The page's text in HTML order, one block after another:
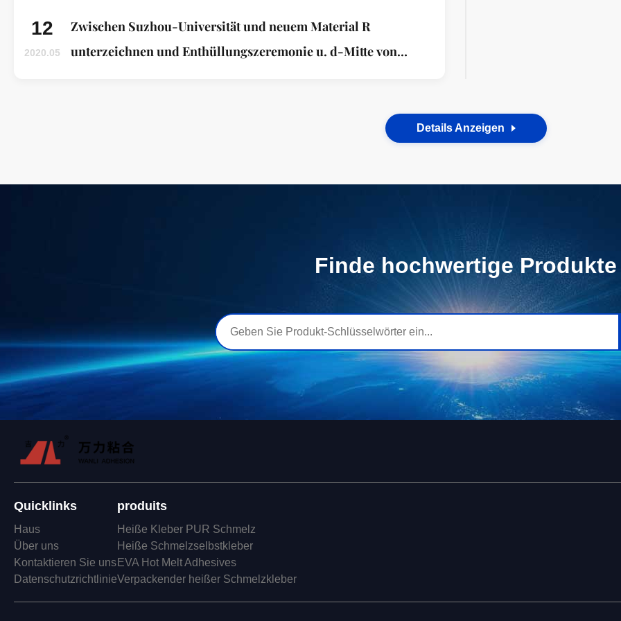
12
2020.05
Zwischen Suzhou-Universität und neuem Material R
unterzeichnen und Enthüllungszeremonie u. d-Mitte von
Details Anzeigen
Finde hochwertige Produkte
Quicklinks
Haus
Über uns
Kontaktieren Sie uns
Datenschutzrichtlinie
produits
Heiße Kleber PUR Schmelz
Heiße Schmelzselbstkleber
EVA Hot Melt Adhesives
Verpackender heißer Schmelzkleber